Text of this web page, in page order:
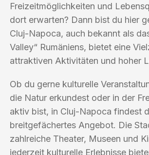
Freizeitmöglichkeiten und
dort erwarten? Dann bist du hier
Cluj-Napoca, auch bekannt als
Valley“ Rumäniens, bietet eine
attraktiven Aktivitäten und hoher
Ob du gerne kulturelle
die Natur erkundest oder in der
aktiv bist, in Cluj-Napoca findest
breitgefächertes Angebot. Die
zahlreiche Theater, Museen und
jederzeit kulturelle Erlebnisse